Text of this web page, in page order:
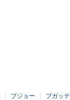
プジョー ブガッ